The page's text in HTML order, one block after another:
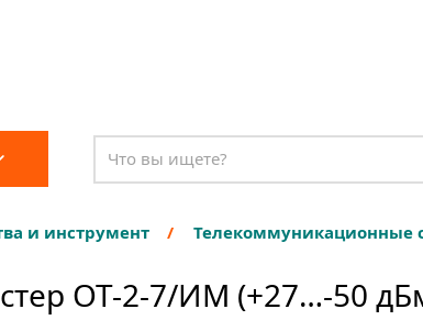
и инструмент Телекоммуникационные
ОТ-2-7/ИМ (+27…-50